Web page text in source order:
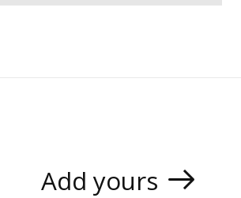
Add yours